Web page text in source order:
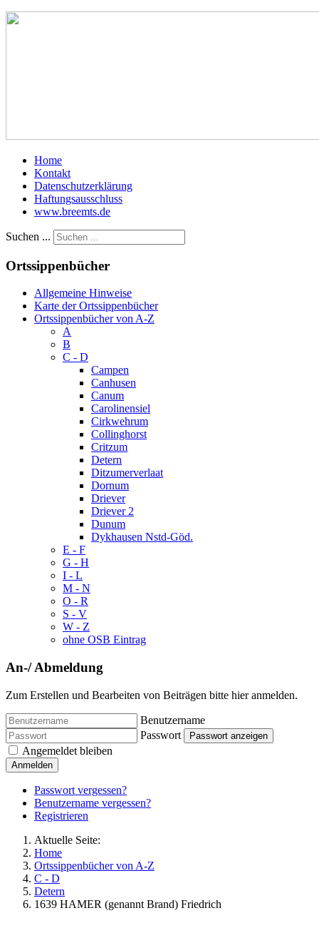
Home
Kontakt
Datenschutzerklärung
Haftungsausschluss
www.breemts.de
Suchen ...
Ortssippenbücher
Allgemeine Hinweise
Karte der Ortssippenbücher
Ortssippenbücher von A-Z
A
B
C - D
Campen
Canhusen
Canum
Carolinensiel
Cirkwehrum
Collinghorst
Critzum
Detern
Ditzumerverlaat
Dornum
Driever
Driever 2
Dunum
Dykhausen Nstd-Göd.
E - F
G - H
I - L
M - N
O - R
S - V
W - Z
ohne OSB Eintrag
An-/ Abmeldung
Zum Erstellen und Bearbeiten von Beiträgen bitte hier anmelden.
Benutzername
Passwort
Passwort anzeigen
Angemeldet bleiben
Anmelden
Passwort vergessen?
Benutzername vergessen?
Registrieren
Aktuelle Seite:
Home
Ortssippenbücher von A-Z
C - D
Detern
1639 HAMER (genannt Brand) Friedrich